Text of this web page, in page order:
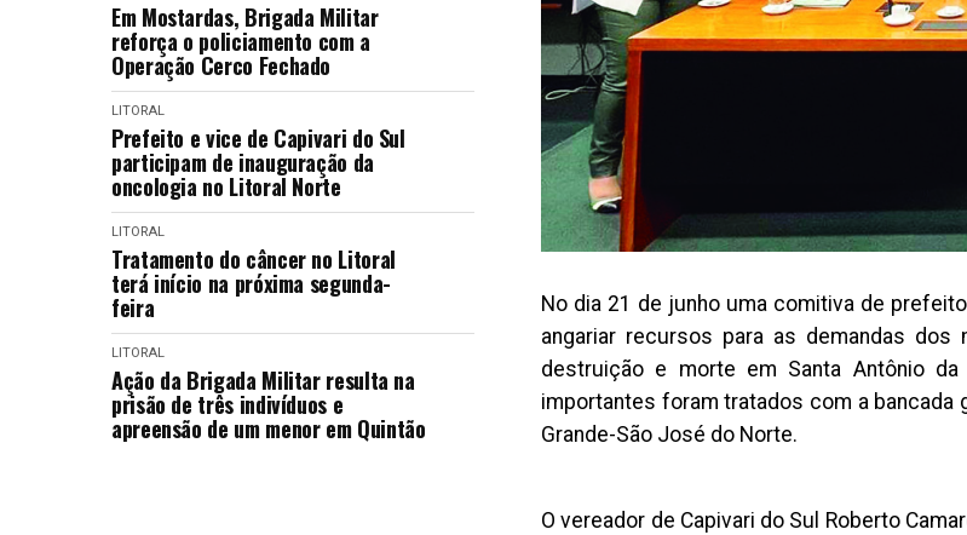
Em Mostardas, Brigada Militar
reforça o policiamento com a
Operação Cerco Fechado
LITORAL
Prefeito e vice de Capivari do Sul
participam de inauguração da
oncologia no Litoral Norte
LITORAL
Tratamento do câncer no Litoral
terá início na próxima segunda-
feira
LITORAL
Ação da Brigada Militar resulta na
prisão de três indivíduos e
apreensão de um menor em Quintão
No dia 21 de junho uma comitiva de
angariar recursos para as demandas
destruição e morte em Santa Antônio
importantes foram tratados com a bancada
Grande-São José do Norte.
O vereador de Capivari do Sul Roberto